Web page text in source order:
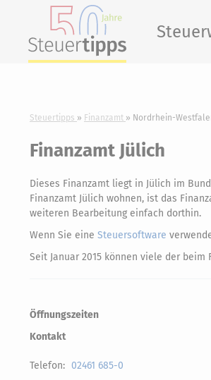
Steuertipps Finanzamt Nordrhein-
Finanzamt Jülich
Dieses Finanzamt liegt in Jülich im
Finanzamt Jülich wohnen, ist das
weiteren Bearbeitung einfach dorthin.
Wenn Sie eine Steuersoftware
Seit Januar 2015 können viele der
Öffnungszeiten
Kontakt
Telefon: 02461 685-0